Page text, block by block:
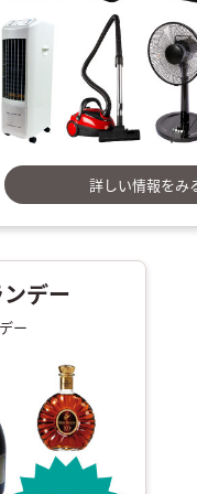
詳しい情報を
デー
ー